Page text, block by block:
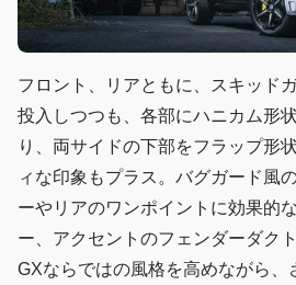
フロント、リアともに、スキッド
投入しつつも、各部にハニカム形
り、両サイドの下部をフラップ形
ィな印象もプラス。バグガード風
ーやリアのワンポイントに効果的
ー、アクセントのフェンダーダク
GXならではの風格を高めながら、